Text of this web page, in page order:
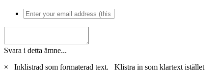
Svara i detta ämne...
×
Inklistrad som formaterad text. Klistra in som klartext istället